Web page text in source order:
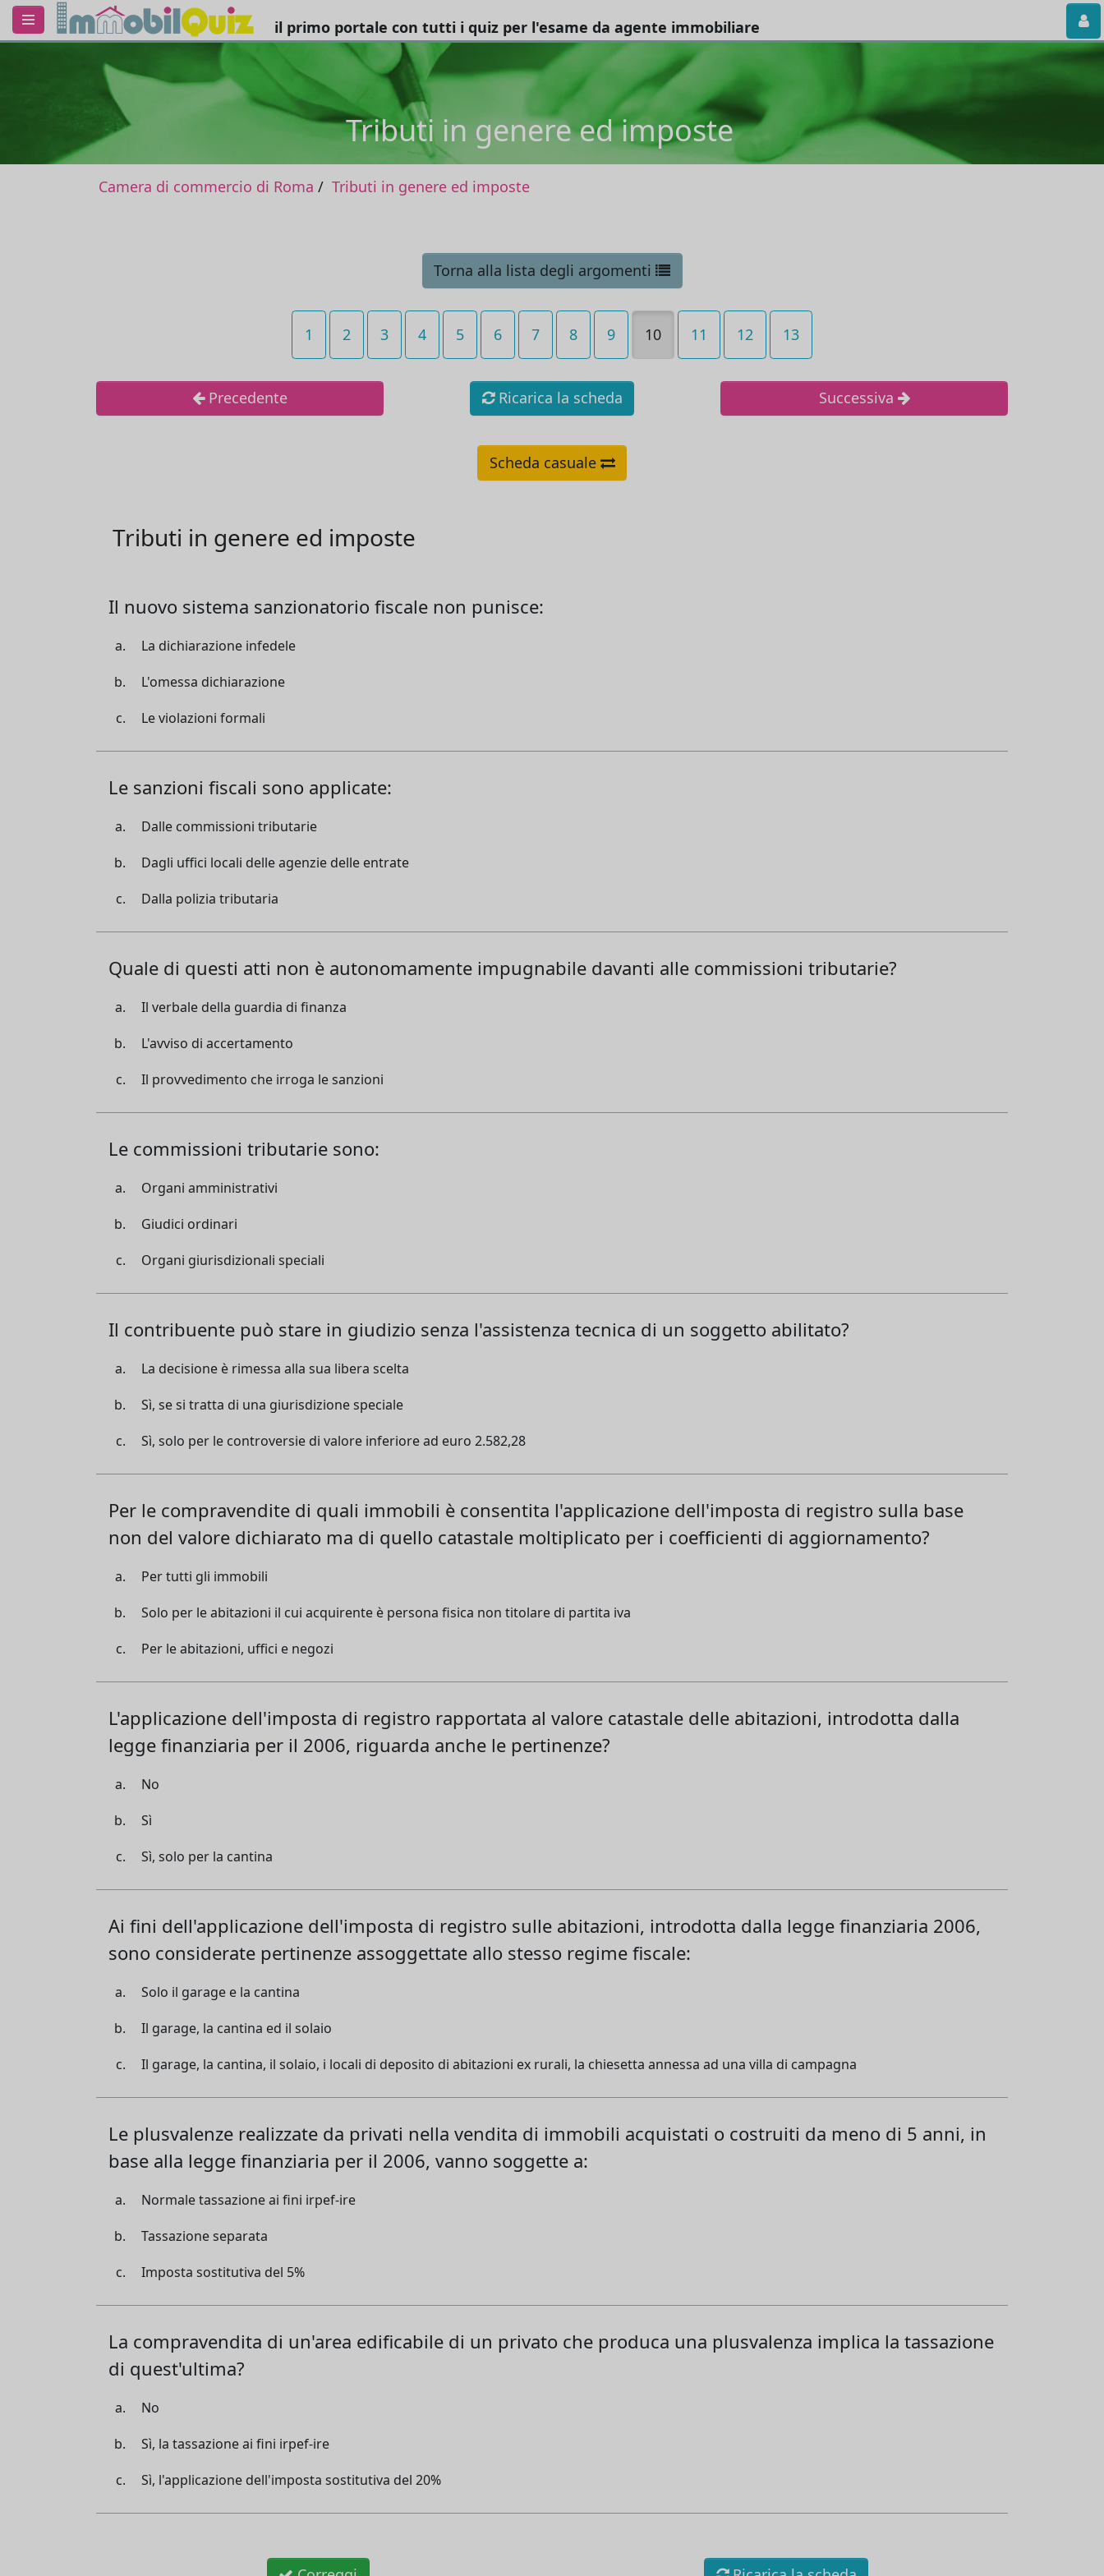
il primo portale con tutti i quiz per l'esame da agente immobiliare
Tributi in genere ed imposte
Camera di commercio di Roma Tributi in genere ed imposte
Torna alla lista degli argomenti
1 2 3 4 5 6 7 8 9 10 11 12 13
Precedente Ricarica la scheda Successiva
Scheda casuale
Tributi in genere ed imposte
Il nuovo sistema sanzionatorio fiscale non punisce:
La dichiarazione infedele
L'omessa dichiarazione
Le violazioni formali
Le sanzioni fiscali sono applicate:
Dalle commissioni tributarie
Dagli uffici locali delle agenzie delle entrate
Dalla polizia tributaria
Quale di questi atti non è autonomamente impugnabile davanti alle commissioni tributarie?
Il verbale della guardia di finanza
L'avviso di accertamento
Il provvedimento che irroga le sanzioni
Le commissioni tributarie sono:
Organi amministrativi
Giudici ordinari
Organi giurisdizionali speciali
Il contribuente può stare in giudizio senza l'assistenza tecnica di un soggetto abilitato?
La decisione è rimessa alla sua libera scelta
Sì, se si tratta di una giurisdizione speciale
Sì, solo per le controversie di valore inferiore ad euro 2.582,28
Per le compravendite di quali immobili è consentita l'applicazione dell'imposta di registro sulla base
non del valore dichiarato ma di quello catastale moltiplicato per i coefficienti di aggiornamento?
Per tutti gli immobili
Solo per le abitazioni il cui acquirente è persona fisica non titolare di partita iva
Per le abitazioni, uffici e negozi
L'applicazione dell'imposta di registro rapportata al valore catastale delle abitazioni, introdotta dalla
legge finanziaria per il 2006, riguarda anche le pertinenze?
No
Sì
Sì, solo per la cantina
Ai fini dell'applicazione dell'imposta di registro sulle abitazioni, introdotta dalla legge finanziaria 2006,
sono considerate pertinenze assoggettate allo stesso regime fiscale:
Solo il garage e la cantina
Il garage, la cantina ed il solaio
Il garage, la cantina, il solaio, i locali di deposito di abitazioni ex rurali, la chiesetta annessa ad una villa di campagna
Le plusvalenze realizzate da privati nella vendita di immobili acquistati o costruiti da meno di 5 anni, in
base alla legge finanziaria per il 2006, vanno soggette a:
Normale tassazione ai fini irpef-ire
Tassazione separata
Imposta sostitutiva del 5%
La compravendita di un'area edificabile di un privato che produca una plusvalenza implica la tassazione
di quest'ultima?
No
Sì, la tassazione ai fini irpef-ire
Sì, l'applicazione dell'imposta sostitutiva del 20%